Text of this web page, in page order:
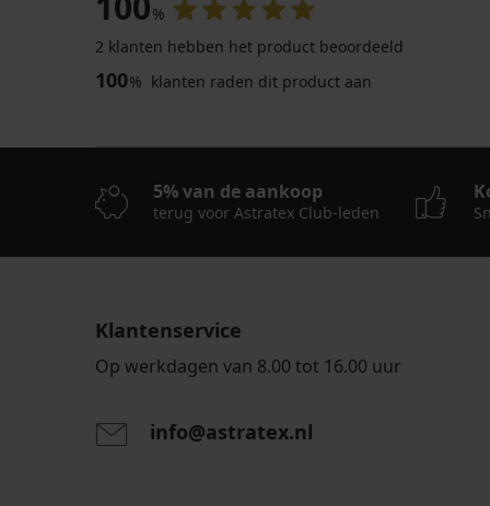
%
2 klanten hebben het product beoordeeld
100% klanten raden dit product aan
5% van de aankoop
terug voor Astratex Club-leden
Klantenservice
Op werkdagen van 8.00 tot 16.00 uur
info@astratex.nl